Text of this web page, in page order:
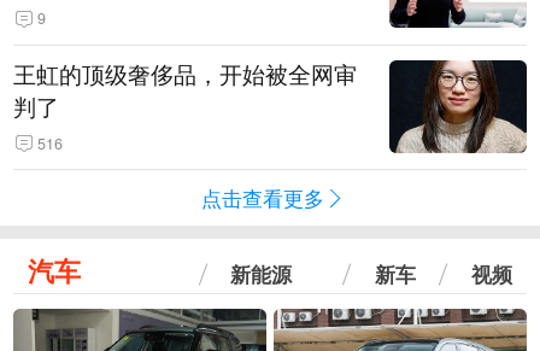
9
王虹的顶级奢侈品，开始被全网审
判了
516
点击查看更多
汽车 新能源 新车 视频